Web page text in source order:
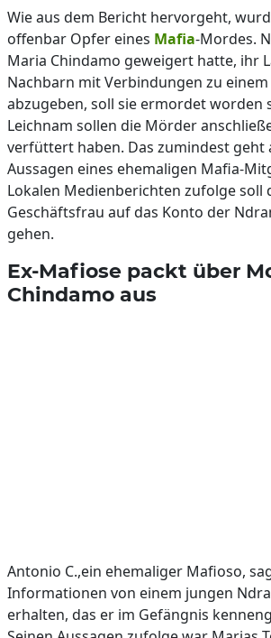
Wie aus dem Bericht hervorgeht,
offenbar Opfer eines Mafia-Mordes.
Maria Chindamo geweigert hatte, ihr
Nachbarn mit Verbindungen zu einem
abzugeben, soll sie ermordet worden
Leichnam sollen die Mörder
verfüttert haben. Das zumindest geht
Aussagen eines ehemaligen Mafia-
Lokalen Medienberichten zufolge soll
Geschäftsfrau auf das Konto der
gehen.
Ex-Mafiose packt über
Chindamo aus
Antonio C.,ein ehemaliger Mafioso,
Informationen von einem jungen
erhalten, das er im Gefängnis